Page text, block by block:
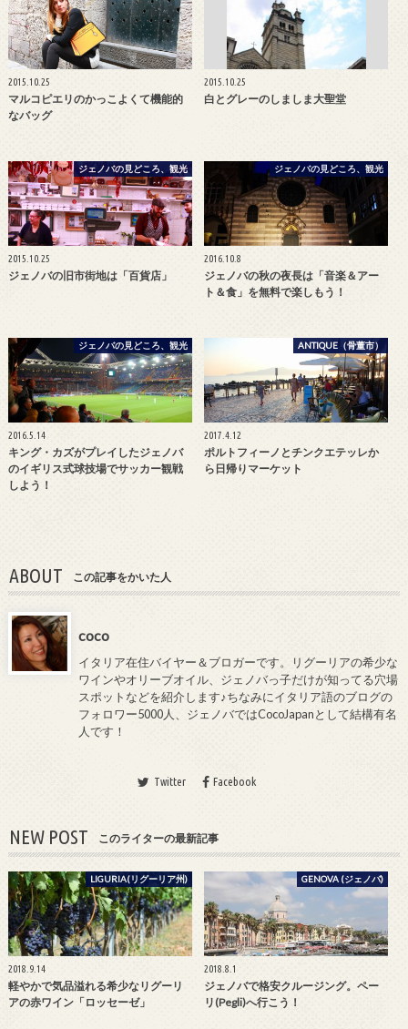
2015.10.25
マルコピエリのかっこよくて機能的
なバッグ
2015.10.25
白とグレーのしましま大聖堂
ジェノバの見どころ、観光
2015.10.25
ジェノバの旧市街地は「百貨店」
ジェノバの見どころ、観光
2016.10.8
ジェノバの秋の夜長は「音楽＆アー
ト＆食」を無料で楽しもう！
ジェノバの見どころ、観光
2016.5.14
キング・カズがプレイしたジェノバ
のイギリス式球技場でサッカー観戦
しよう！
ANTIQUE（骨董市）
2017.4.12
ポルトフィーノとチンクエテッレか
ら日帰りマーケット
ABOUT この記事をかいた人
coco
イタリア在住バイヤー＆ブロガーです。リグーリアの希少な
ワインやオリーブオイル、ジェノバっ子だけが知ってる穴場
スポットなどを紹介します♪ちなみにイタリア語のブログの
フォロワー5000人、ジェノバではCocoJapanとして結構有名
人です！
Twitter Facebook
NEW POST このライターの最新記事
LIGURIA(リグーリア州)
2018.9.14
軽やかで気品溢れる希少なリグーリ
アの赤ワイン「ロッセーゼ」
GENOVA (ジェノバ)
2018.8.1
ジェノバで格安クルージング。ペー
リ(Pegli)へ行こう！